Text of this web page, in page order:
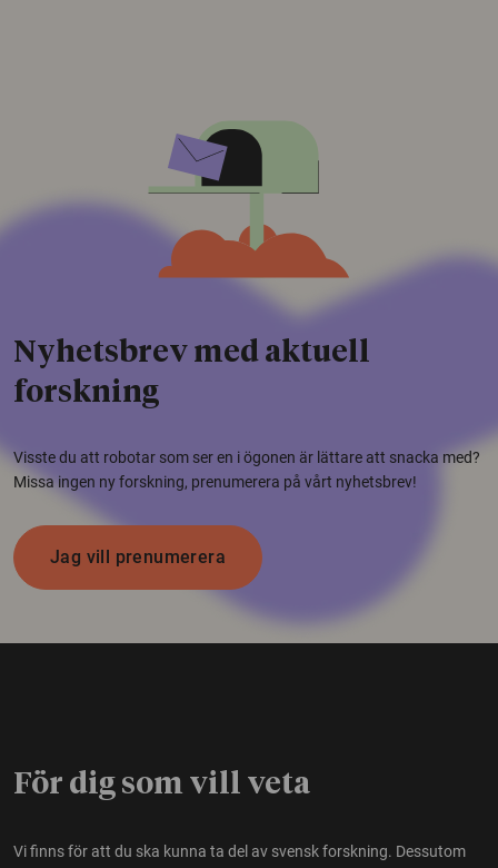
Nyhetsbrev med aktuell
forskning
Visste du att robotar som ser en i ögonen är lättare att snacka med?
Missa ingen ny forskning, prenumerera på vårt nyhetsbrev!
Jag vill prenumerera
För dig som vill veta
Vi finns för att du ska kunna ta del av svensk forskning. Dessutom